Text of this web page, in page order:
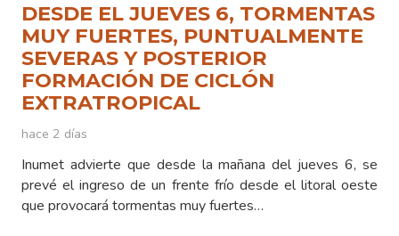
DESDE EL JUEVES 6, TORMENTAS
MUY FUERTES, PUNTUALMENTE
SEVERAS Y POSTERIOR
FORMACIÓN DE CICLÓN
EXTRATROPICAL
hace 2 días
Inumet advierte que desde la mañana del jueves 6, se
prevé el ingreso de un frente frío desde el litoral oeste
que provocará tormentas muy fuertes…